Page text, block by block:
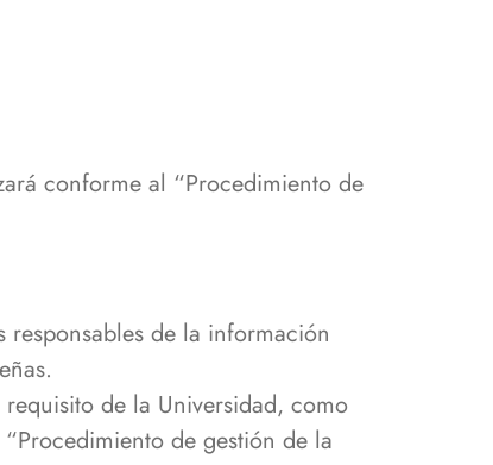
conforme al “Procedimiento de
de la información
de la Universidad, como
de gestión de la